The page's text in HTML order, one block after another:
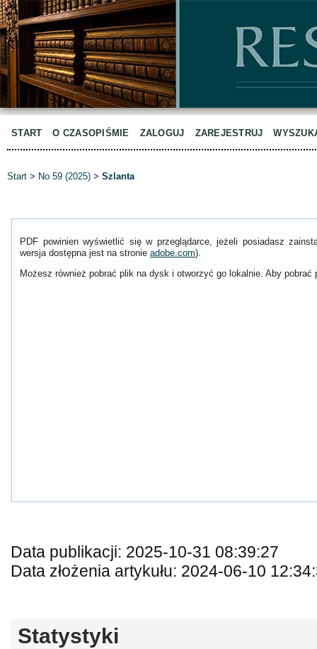
START O CZASOPIŚMIE ZALOGUJ ZAREJESTRUJ
Start > No 59 (2025) > Szlanta
PDF powinien wyświetlić się w przeglądarce, jeżeli posiadasz
wersja dostępna jest na stronie adobe.com).
Możesz również pobrać plik na dysk i otworzyć go lokalnie. Aby
Data publikacji: 2025-10-31 08:39:27
Data złożenia artykułu: 2024-06-10
Statystyki